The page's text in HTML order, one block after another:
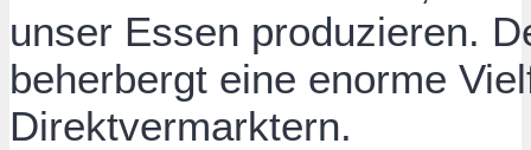
unser Essen produzieren.
beherbergt eine enorme
Direktvermarktern.